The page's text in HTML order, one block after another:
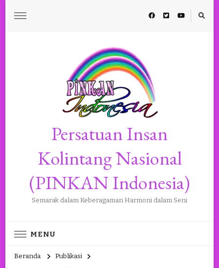
Persatuan Insan
Kolintang Nasional
(PINKAN Indonesia)
Semarak dalam Keberagaman Harmoni dalam Seni
MENU
Beranda Publikasi